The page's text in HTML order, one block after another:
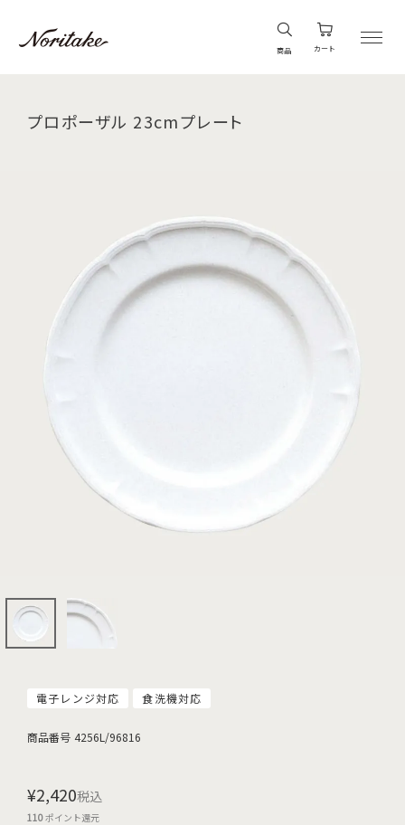
商品 カート
プロポーザル 23cmプレート
電子レンジ対応 食洗機対応
商品番号 4256L/96816
¥2,420税込
110ポイント還元